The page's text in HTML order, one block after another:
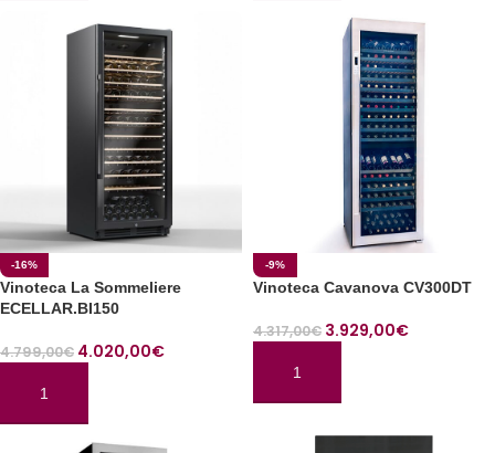
-16%
Vinoteca La Sommeliere
ECELLAR.BI150
4.799,00€ 4.020,00€
AÑADIR AL CARRITO
-9%
Vinoteca Cavanova CV300DT
4.317,00€ 3.929,00€
AÑADIR AL CARRITO